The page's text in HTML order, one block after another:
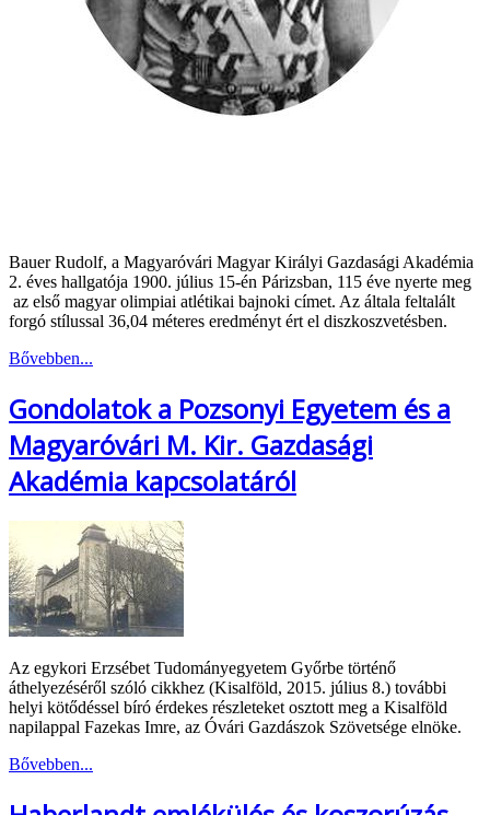
Bauer Rudolf, a Magyaróvári Magyar Királyi Gazdasági Akadémia
2. éves hallgatója 1900. július 15-én Párizsban, 115 éve nyerte meg
az első magyar olimpiai atlétikai bajnoki címet. Az általa feltalált
forgó stílussal 36,04 méteres eredményt ért el diszkoszvetésben.
Bővebben...
Gondolatok a Pozsonyi Egyetem és a
Magyaróvári M. Kir. Gazdasági
Akadémia kapcsolatáról
Az egykori Erzsébet Tudományegyetem Győrbe történő
áthelyezéséről szóló cikkhez (Kisalföld, 2015. július 8.) további
helyi kötődéssel bíró érdekes részleteket osztott meg a Kisalföld
napilappal Fazekas Imre, az Óvári Gazdászok Szövetsége elnöke.
Bővebben...